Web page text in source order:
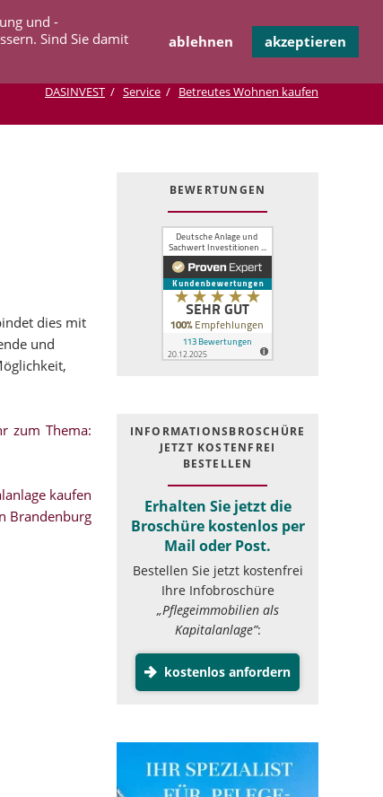
und -
Sind Sie damit
ablehnen akzeptieren
überspringen
KONTAKT
DASINVEST Service Betreutes Wohnen kaufen
dies mit
und
zum Thema:
kaufen
Brandenburg
BEWERTUNGEN
INFOR­MATIONS­BROSCHÜRE
JETZT KOSTEN­FREI
BESTELLEN
Erhalten Sie jetzt die
Broschüre kostenlos per
Mail oder Post.
Bestellen Sie jetzt kostenfrei
Ihre Infobroschüre
„Pflegeimmobilien als
Kapitalanlage”:
kostenlos anfordern